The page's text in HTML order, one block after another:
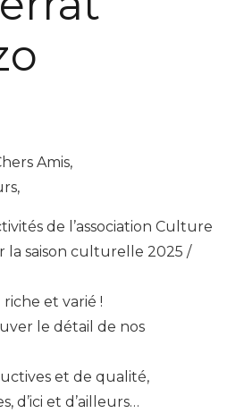
Amis,
de l’association Culture
la saison culturelle 2025 /
riche et varié !
le détail de nos
et de qualité,
d’ici et d’ailleurs…